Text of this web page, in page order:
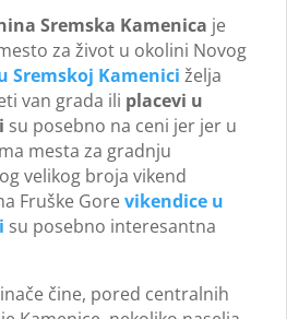
Sremska Kamenica je
za život u okolini Novog
Sremskoj Kamenici želja
van grada ili placevi u
su posebno na ceni jer jer u
mesta za gradnju
velikog broja vikend
Fruške Gorevikendice u
su posebno interesantna
čine, pored centralnih